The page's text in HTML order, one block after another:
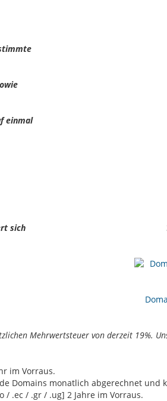
einmal
sich
Mehrwertsteuer von derzeit 19%.
im Vorraus.
Domains monatlich abgerechnet
.ec / .gr / .ug] 2 Jahre im Vorraus.